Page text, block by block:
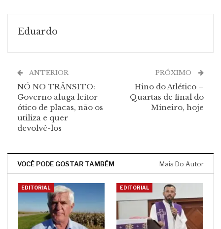
Eduardo
ANTERIOR
NÓ NO TRÂNSITO:
Governo aluga leitor
ótico de placas, não os
utiliza e quer
devolvê-los
PRÓXIMO
Hino do Atlético –
Quartas de final do
Mineiro, hoje
VOCÊ PODE GOSTAR TAMBÉM Mais Do Autor
EDITORIAL EDITORIAL